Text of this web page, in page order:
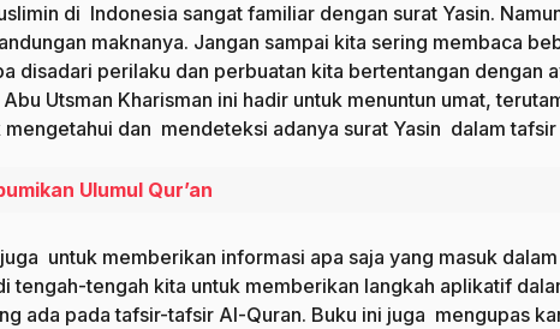
di Indonesia sangat familiar dengan surat Yasin.
maknanya. Jangan sampai kita sering membaca
disadari perilaku dan perbuatan kita bertentangan dengan
Utsman Kharisman ini hadir untuk menuntun umat,
mengetahui dan mendeteksi adanya surat Yasin dalam
Ulumul Qur’an
untuk memberikan informasi apa saja yang masuk
tengah-tengah kita untuk memberikan langkah aplikatif
ada pada tafsir-tafsir Al-Quran. Buku ini juga mengupas